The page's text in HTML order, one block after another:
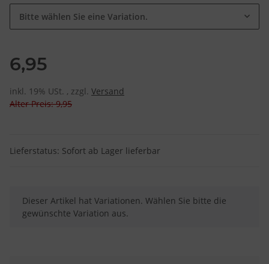
Bitte wählen Sie eine Variation.
6,95
inkl. 19% USt. , zzgl. Versand
Alter Preis: 9,95
Lieferstatus: Sofort ab Lager lieferbar
x
Dieser Artikel hat Variationen. Wählen Sie bitte die
gewünschte Variation aus.